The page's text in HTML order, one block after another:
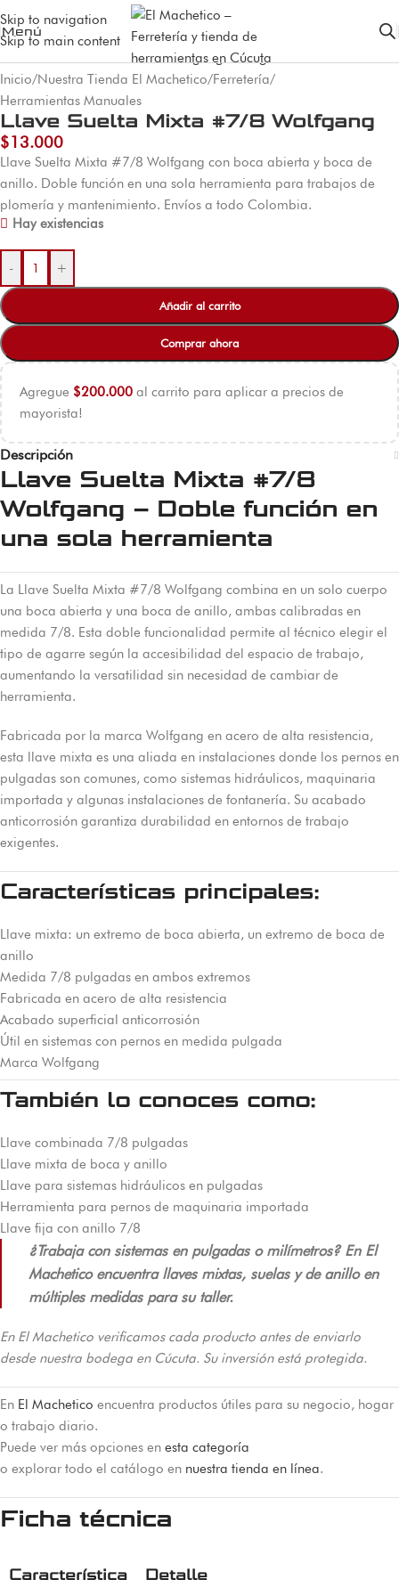
Skip to navigation
Skip to main content
Menú
Inicio/Nuestra Tienda El Machetico/Ferretería/
Herramientas Manuales
Llave Suelta Mixta #7/8 Wolfgang
$13.000
Llave Suelta Mixta #7/8 Wolfgang con boca abierta y boca de
anillo. Doble función en una sola herramienta para trabajos de
plomería y mantenimiento. Envíos a todo Colombia.
Hay existencias
- +
Añadir al carrito
Comprar ahora
Agregue $200.000 al carrito para aplicar a precios de
mayorista!
Descripción
Llave Suelta Mixta #7/8
Wolfgang – Doble función en
una sola herramienta
La Llave Suelta Mixta #7/8 Wolfgang combina en un solo cuerpo
una boca abierta y una boca de anillo, ambas calibradas en
medida 7/8. Esta doble funcionalidad permite al técnico elegir el
tipo de agarre según la accesibilidad del espacio de trabajo,
aumentando la versatilidad sin necesidad de cambiar de
herramienta.
Fabricada por la marca Wolfgang en acero de alta resistencia,
esta llave mixta es una aliada en instalaciones donde los pernos en
pulgadas son comunes, como sistemas hidráulicos, maquinaria
importada y algunas instalaciones de fontanería. Su acabado
anticorrosión garantiza durabilidad en entornos de trabajo
exigentes.
Características principales:
Llave mixta: un extremo de boca abierta, un extremo de boca de
anillo
Medida 7/8 pulgadas en ambos extremos
Fabricada en acero de alta resistencia
Acabado superficial anticorrosión
Útil en sistemas con pernos en medida pulgada
Marca Wolfgang
También lo conoces como:
Llave combinada 7/8 pulgadas
Llave mixta de boca y anillo
Llave para sistemas hidráulicos en pulgadas
Herramienta para pernos de maquinaria importada
Llave fija con anillo 7/8
¿Trabaja con sistemas en pulgadas o milímetros? En El
Machetico encuentra llaves mixtas, suelas y de anillo en
múltiples medidas para su taller.
En El Machetico verificamos cada producto antes de enviarlo
desde nuestra bodega en Cúcuta. Su inversión está protegida.
En El Machetico encuentra productos útiles para su negocio, hogar
o trabajo diario.
Puede ver más opciones en esta categoría
o explorar todo el catálogo en nuestra tienda en línea.
Ficha técnica
Característica Detalle